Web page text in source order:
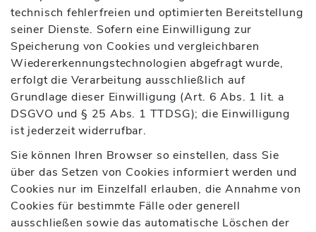
technisch fehlerfreien und optimierten Bereitstellung
seiner Dienste. Sofern eine Einwilligung zur
Speicherung von Cookies und vergleichbaren
Wiedererkennungstechnologien abgefragt wurde,
erfolgt die Verarbeitung ausschließlich auf
Grundlage dieser Einwilligung (Art. 6 Abs. 1 lit. a
DSGVO und § 25 Abs. 1 TTDSG); die Einwilligung
ist jederzeit widerrufbar.
Sie können Ihren Browser so einstellen, dass Sie
über das Setzen von Cookies informiert werden und
Cookies nur im Einzelfall erlauben, die Annahme von
Cookies für bestimmte Fälle oder generell
ausschließen sowie das automatische Löschen der